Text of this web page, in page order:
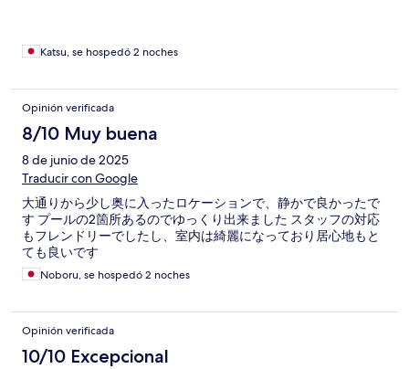
Katsu, se hospedó 2 noches
Opinión verificada
8/10 Muy buena
8 de junio de 2025
Traducir con Google
大通りから少し奥に入ったロケーションで、静かで良かったで
す プールの2箇所あるのでゆっくり出来ました スタッフの対応
もフレンドリーでしたし、室内は綺麗になっており居心地もと
ても良いです
Noboru, se hospedó 2 noches
Opinión verificada
10/10 Excepcional